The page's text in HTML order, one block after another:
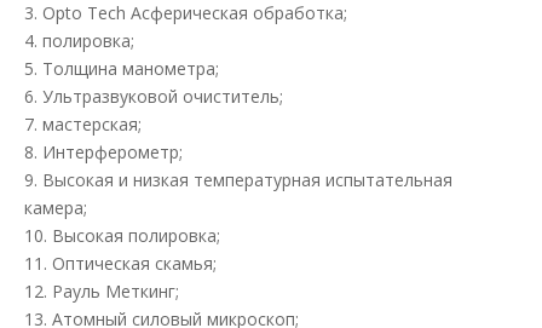
3. Opto Tech Асферическая обработка;
4. полировка;
5. Толщина манометра;
6. Ультразвуковой очиститель;
7. мастерская;
8. Интерферометр;
9. Высокая и низкая температурная испытательная
камера;
10. Высокая полировка;
11. Оптическая скамья;
12. Рауль Меткинг;
13. Атомный силовый микроскоп;